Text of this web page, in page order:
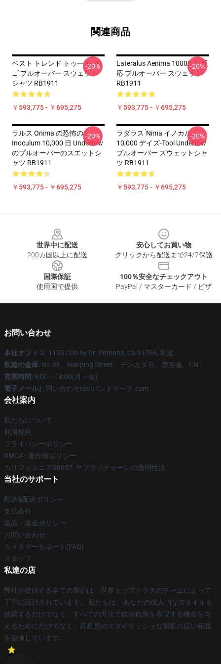
関連商品
ベスト トレンド トゥール ロ
ゴ プルオーバー スウェット
シャツ RB1911
￥593,775 - ￥695,275
-20%
Lateralus Aenima 10000 日 反
応 プルオーバー スウェット
RB1911
￥593,775 - ￥695,275
-20%
ラルス Onima の恐怖の
Inoculum 10,000 日 Undertow
のプルオーバーのスエットシ
ャツ RB1911
￥593,775 - ￥695,275
-20%
ラダラス ́nima イノカルム
10,000 デイズ-Tool Undertow
プルオーバー スウェットシャ
ツ RB1911
￥593,775 - ￥695,275
-20%
世界中に配送
200カ国以上に配送
安心してお買い物
クリックから配送まで24/7保護
国際保証
使用国で提供
100％安全なチェックアウト
PayPal / マスターカード / ビザ
お問い合わせ
本社オフィス: 1153 Colony Dr. Pomona, Ca 91766, 私達
私達の倉庫: No.88、Nanping Street、デンガタ市、雲南省、CN
営業時間: 9:00～18:00(月～金)
電子メールお問い合わせtoolバンドマーチ.com
会社案内
私たちについて
利用規約
プライバシーポリシー
DMCA - 著作権ポリシー
カリフォルニアSB657: サプライチェーンの透明性法
当社のサポート
配送&配送ポリシー
支払条件
返品・返金ポリシー
お問い合わせ
カスタマーサポート(FAQ)
スタッフ
私達の店
弊社が提供する全ての製品は、世界トップクラスのチームによって
丁寧に設計されています。 私たちは、あなたの個人的なスタイルを
披露するだけでなく、すべての方法で自分自身を表現する機会を与
えるためにだけでなく、高品質のスタイリッシュな製品の広い範囲
を提供しています。